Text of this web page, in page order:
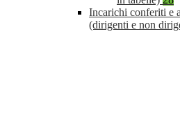
Incarichi conferiti e
(dirigenti e non